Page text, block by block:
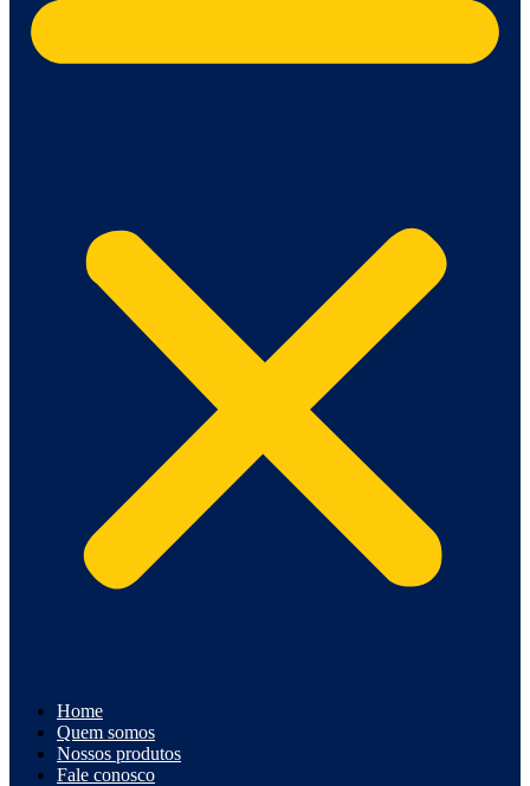
Home
Quem somos
Nossos produtos
Fale conosco